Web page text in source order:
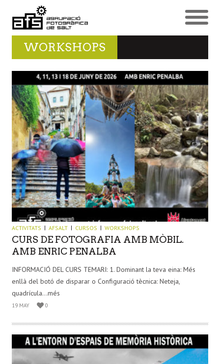
WORKSHOPS
ACTIVITATS AFSALT CURSOS WORKSHOPS
CURS DE FOTOGRAFIA AMB MÒBIL.
AMB ENRIC PENALBA
INFORMACIÓ DEL CURS TEMARI: 1. Dominant la teva eina: Més
enllà del botó de disparar o Configuració tècnica: Neteja,
quadrícula...més
19 MAY 0